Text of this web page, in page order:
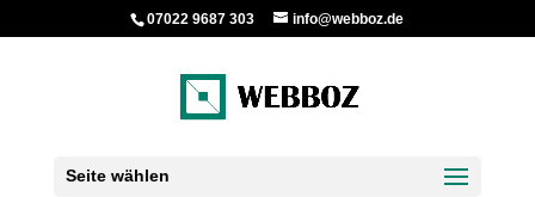
07022 9687 303 info@webboz.de
Seite wählen